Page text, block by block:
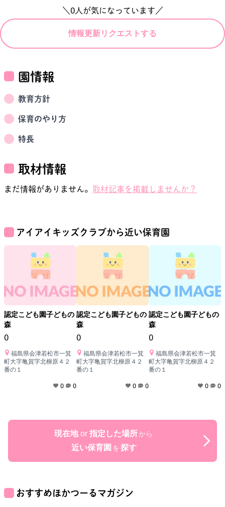
＼ 0人が気になっています／
情報更新リクエストする
園情報
教育方針
保育のやり方
特長
取材情報
まだ情報がありません。 取材記事を掲載しませんか？
アイアイキッズクラブから近い保育園
認定こども園子どもの
森
0
福島県会津若松市一箕
町大字亀賀字北柳原４２
番の１
0 0
認定こども園子どもの
森
0
福島県会津若松市一箕
町大字亀賀字北柳原４２
番の１
0 0
認定こども園子どもの
森
0
福島県会津若松市一箕
町大字亀賀字北柳原４２
番の１
0 0
現在地 or 指定した場所から
近い保育園 を探す
おすすめほかつーるマガジン